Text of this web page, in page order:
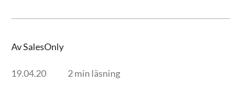
Av SalesOnly
19.04.20 2 min läsning